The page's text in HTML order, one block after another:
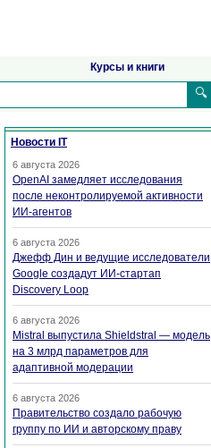
Курсы и книги
🔍
Новости IT
6 августа 2026
OpenAI замедляет исследования
после неконтролируемой активности
ИИ-агентов
6 августа 2026
Джефф Дин и ведущие исследователи
Google создадут ИИ-стартап
Discovery Loop
6 августа 2026
Mistral выпустила Shieldstral — модель
на 3 млрд параметров для
адаптивной модерации
6 августа 2026
Правительство создало рабочую
группу по ИИ и авторскому праву